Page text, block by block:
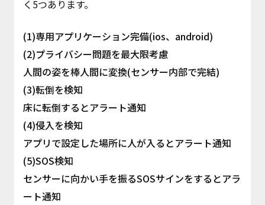
く5つあります。
(1)専用アプリケーション完備(ios、android)
(2)プライバシー問題を最大限考慮
人間の姿を棒人間に変換(センサー内部で完結)
(3)転倒を検知
床に転倒するとアラート通知
(4)侵入を検知
アプリで設定した場所に人が入るとアラート通知
(5)SOS検知
センサーに向かい手を振るSOSサインをするとアラ
ート通知